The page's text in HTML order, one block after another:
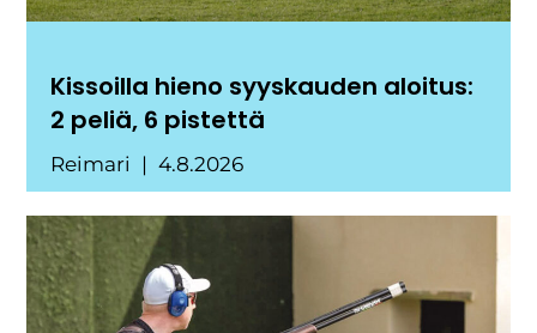
Kissoilla hieno syyskauden aloitus:
2 peliä, 6 pistettä
Reimari 4.8.2026